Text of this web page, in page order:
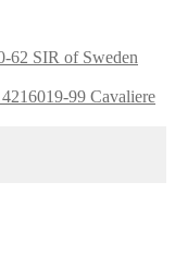
SIR of Sweden
Cavaliere